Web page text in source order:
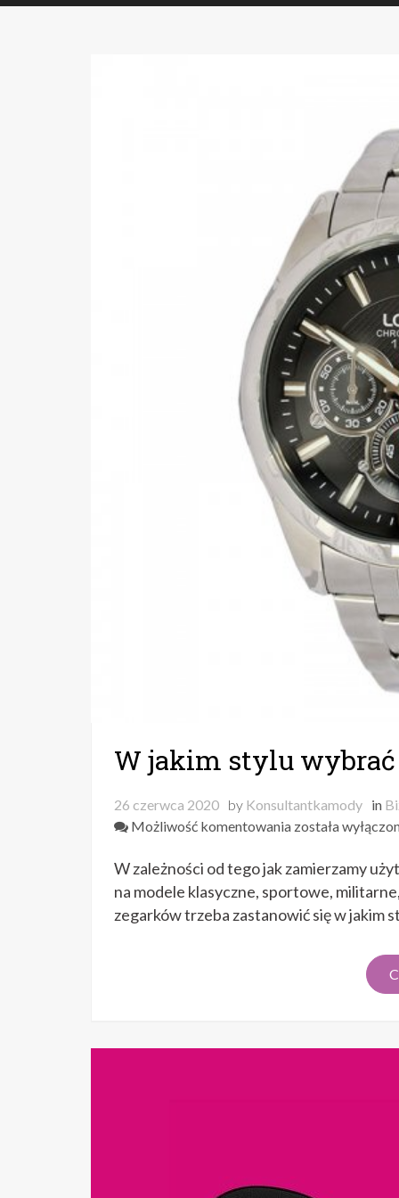
W jakim stylu wybrać
26 czerwca 2020 by Konsultantkamody in
Możliwość komentowania W
stylu
wybrać
zegarek
została
W zależności od tego jak zamierzamy
na modele klasyczne, sportowe,
zegarków trzeba zastanowić się w jakim